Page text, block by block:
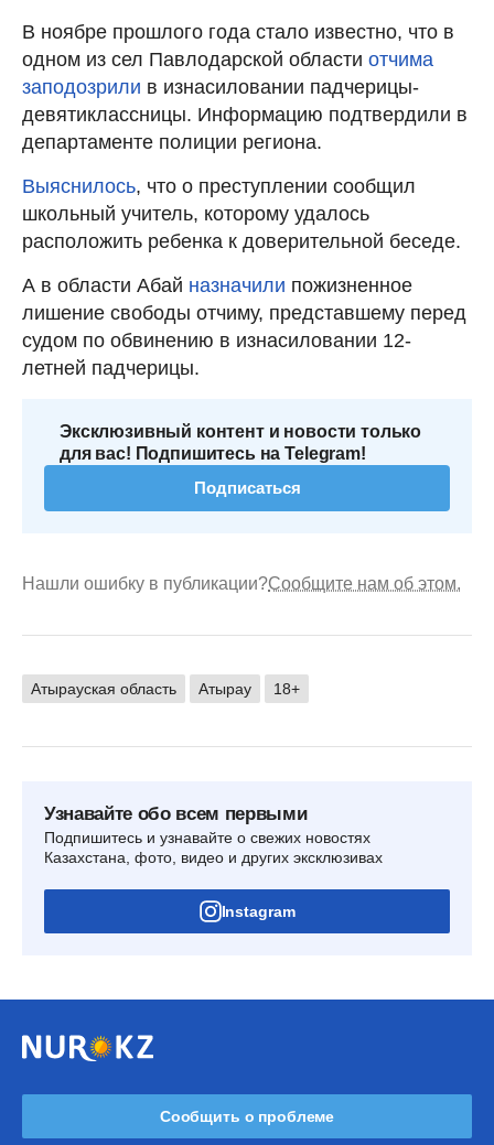
В ноябре прошлого года стало известно, что в
одном из сел Павлодарской области отчима
заподозрили в изнасиловании падчерицы-
девятиклассницы. Информацию подтвердили в
департаменте полиции региона.
Выяснилось, что о преступлении сообщил
школьный учитель, которому удалось
расположить ребенка к доверительной беседе.
А в области Абай назначили пожизненное
лишение свободы отчиму, представшему перед
судом по обвинению в изнасиловании 12-
летней падчерицы.
Эксклюзивный контент и новости только
для вас! Подпишитесь на Telegram!
Подписаться
Нашли ошибку в публикации?Сообщите нам об этом.
Атырауская область Атырау 18+
Узнавайте обо всем первыми
Подпишитесь и узнавайте о свежих новостях
Казахстана, фото, видео и других эксклюзивах
Instagram
Сообщить о проблеме